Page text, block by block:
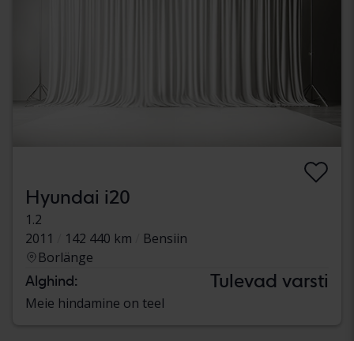
Hyundai i20
1.2
2011
142 440 km
Bensiin
Borlänge
Alghind: Tulevad varsti
Meie hindamine on teel